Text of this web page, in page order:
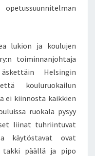
lukion ja koulujen
toiminnanjohtaja
Helsingin
kouluruokailun
ei kiinnosta kaikkien
ruokala pysyy
liinat tuhriintuvat
käytöstavat ovat
takki päällä ja pipo